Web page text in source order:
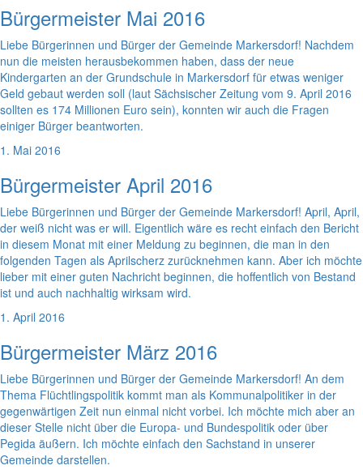
Bürgermeister Mai 2016
Liebe Bürgerinnen und Bürger der Gemeinde Markersdorf! Nachdem
nun die meisten herausbekommen haben, dass der neue
Kindergarten an der Grundschule in Markersdorf für etwas weniger
Geld gebaut werden soll (laut Sächsischer Zeitung vom 9. April 2016
sollten es 174 Millionen Euro sein), konnten wir auch die Fragen
einiger Bürger beantworten.
1. Mai 2016
Bürgermeister April 2016
Liebe Bürgerinnen und Bürger der Gemeinde Markersdorf! April, April,
der weiß nicht was er will. Eigentlich wäre es recht einfach den Bericht
in diesem Monat mit einer Meldung zu beginnen, die man in den
folgenden Tagen als Aprilscherz zurücknehmen kann. Aber ich möchte
lieber mit einer guten Nachricht beginnen, die hoffentlich von Bestand
ist und auch nachhaltig wirksam wird.
1. April 2016
Bürgermeister März 2016
Liebe Bürgerinnen und Bürger der Gemeinde Markersdorf! An dem
Thema Flüchtlingspolitik kommt man als Kommunalpolitiker in der
gegenwärtigen Zeit nun einmal nicht vorbei. Ich möchte mich aber an
dieser Stelle nicht über die Europa- und Bundespolitik oder über
Pegida äußern. Ich möchte einfach den Sachstand in unserer
Gemeinde darstellen.